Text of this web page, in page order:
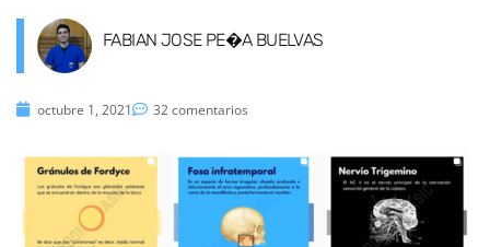
FABIAN JOSE PE�A BUELVAS
octubre 1, 2021 32 comentarios